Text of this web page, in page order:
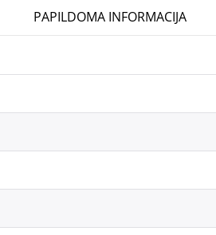
PAPILDOMA INFORMACIJA